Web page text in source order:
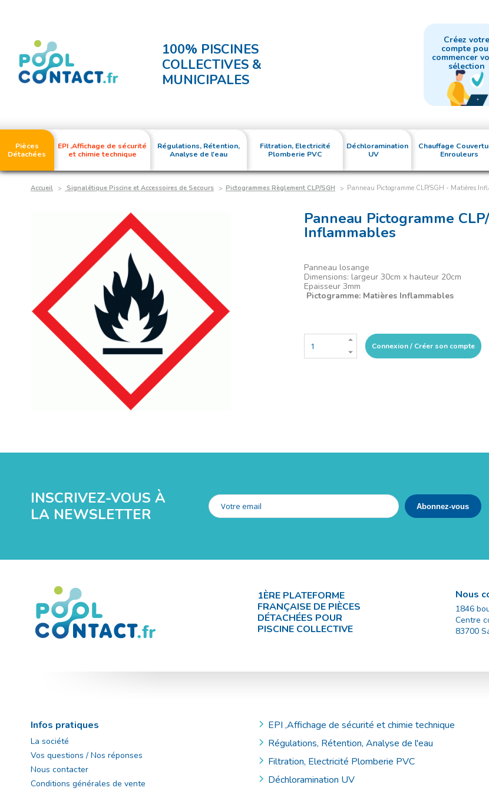
100% PISCINES
COLLECTIVES &
MUNICIPALES
Créez votre
compte
commencer
sélection
Pièces
Détachées
EPI ,Affichage de sécurité
et chimie technique
Régulations, Rétention,
Analyse de l'eau
Filtration, Electricité
Plomberie PVC
Déchloramination
UV
Chauffage
Enrouleurs
Accueil Signalétique Piscine et Accessoires de Secours Pictogrammes Règlement CLP/SGH Panneau Pictogramme CLP/SGH - Matières
Panneau Pictogramme
Inflammables
Panneau losange
Dimensions: largeur 30cm x hauteur 20cm
Epaisseur 3mm
Pictogramme: Matières Inflammables
Connexion / Créer son compte
INSCRIVEZ-VOUS À
LA NEWSLETTER
1ÈRE PLATEFORME
FRANÇAISE DE PIÈCES
DÉTACHÉES POUR
PISCINE COLLECTIVE
Nous
1846
Centre
83700
Infos pratiques
La société
Vos questions / Nos réponses
Nous contacter
Conditions générales de vente
EPI ,Affichage de sécurité et chimie technique
Régulations, Rétention, Analyse de l'eau
Filtration, Electricité Plomberie PVC
Déchloramination UV